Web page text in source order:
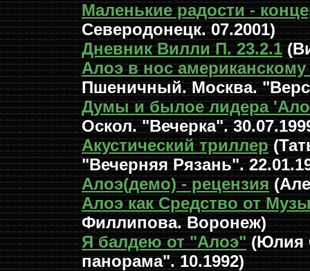
Маленькие радости -
Северодонецк. 07.2001)
Дневник Вилли П. 23.2.1
Алоэ в нос
Пшеничный. Москва.
Думы и былое лидера
Оскол. "Вечерка".
Акустический триллер
"Вечерняя Рязань".
Алоэ(демо) - рецензия
Алоэ как Средство от
Филлипова. Воронеж)
Я балдею от "Алоэ" (Юлия
панорама". 10.1992)